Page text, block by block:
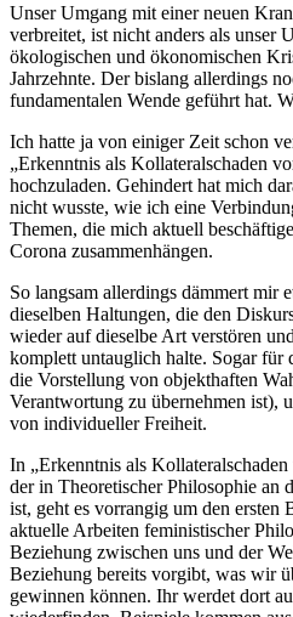
Unser Umgang mit einer neuen
verbreitet, ist nicht anders als unser
ökologischen und ökonomischen
Jahrzehnte. Der bislang allerdings
fundamentalen Wende geführt hat.
Ich hatte ja von einiger Zeit schon
„Erkenntnis als Kollateralschaden
hochzuladen. Gehindert hat mich
nicht wusste, wie ich eine
Themen, die mich aktuell
Corona zusammenhängen.
So langsam allerdings dämmert mir
dieselben Haltungen, die den
wieder auf dieselbe Art verstören
komplett untauglich halte. Sogar für
die Vorstellung von objekthaften
Verantwortung zu übernehmen ist),
von individueller Freiheit.
In „Erkenntnis als
der in Theoretischer Philosophie an
ist, geht es vorrangig um den ersten
aktuelle Arbeiten feministischer
Beziehung zwischen uns und der
Beziehung bereits vorgibt, was wir
gewinnen können. Ihr werdet dort